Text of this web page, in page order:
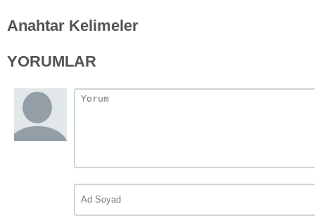
Anahtar Kelimeler
YORUMLAR